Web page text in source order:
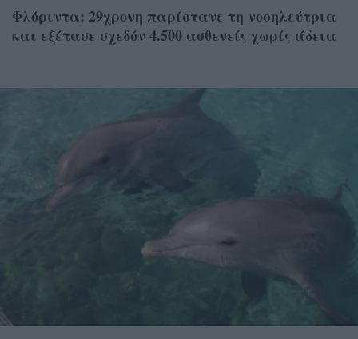
Φλόριντα: 29χρονη παρίστανε τη νοσηλεύτρια
και εξέτασε σχεδόν 4.500 ασθενείς χωρίς άδεια